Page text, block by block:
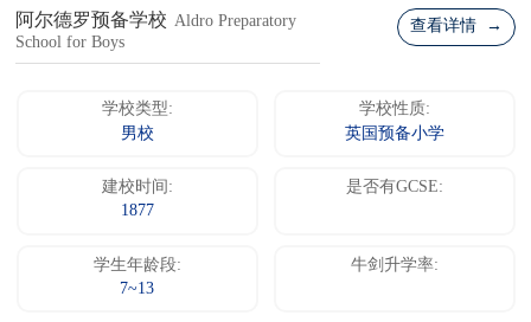
阿尔德罗预备学校 Aldro Preparatory
School for Boys
查看详情 →
学校类型:
男校
学校性质:
英国预备小学
建校时间:
1877
是否有GCSE:
学生年龄段:
7~13
牛剑升学率: